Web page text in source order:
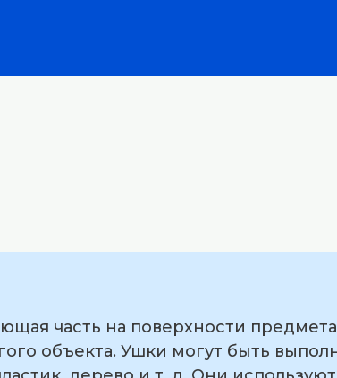
часть на поверхности
объекта. Ушки могут быть